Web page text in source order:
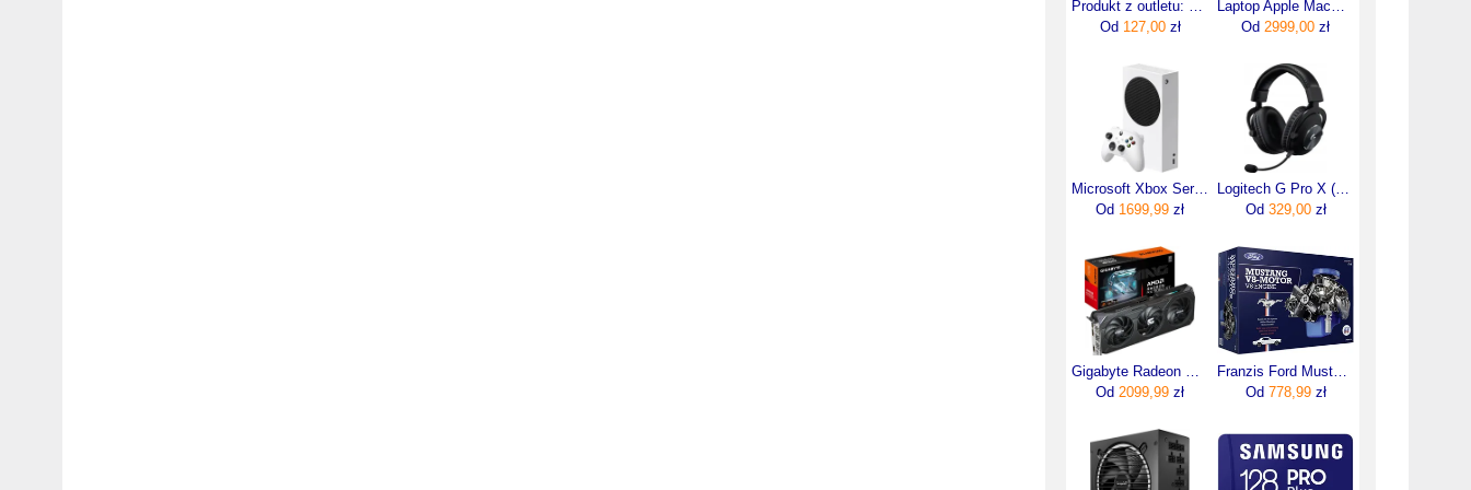
Od 127,00zł
Od 2999,00 zł
Microsoft Xbox Series S
Od 1699,99 zł
Od 329,00zł
Od 2099,99 zł
Od 778,99zł